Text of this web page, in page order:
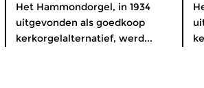
Het Hammondorgel, in 1934
uitgevonden als goedkoop
kerkorgelalternatief, werd...